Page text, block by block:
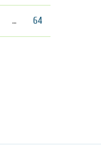
… 64